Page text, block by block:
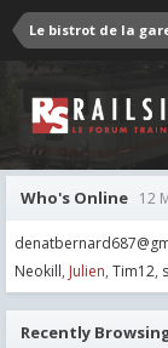
Le bistrot de la
Who's Online 12
Neokill Julien Tim12
Recently